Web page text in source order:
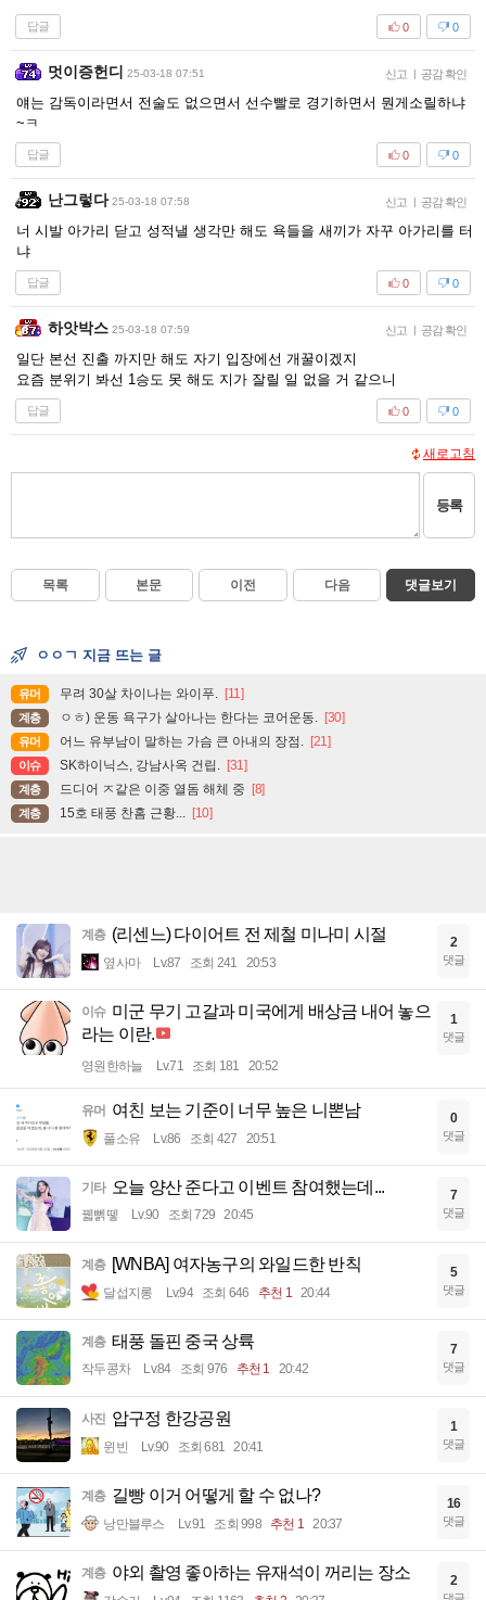
답글 0
0
멋이증헌디 25-03-18 07:51 신고 공감 확인
얘는 감독이라면서 전술도 없으면서 선수빨로 경기하면서 뭔게소릴하냐
~ㅋ
답글 0
0
난그렇다 25-03-18 07:58 신고 공감 확인
너 시발 아가리 닫고 성적낼 생각만 해도 욕들을 새끼가 자꾸 아가리를 터
냐
답글 0
0
하앗박스 25-03-18 07:59 신고 공감 확인
일단 본선 진출 까지만 해도 자기 입장에선 개꿀이겠지
요즘 분위기 봐선 1승도 못 해도 지가 잘릴 일 없을 거 같으니
답글 0
0
새로고침
등록
목록 본문 이전 다음 댓글보기
ㅇㅇㄱ 지금 뜨는 글
유머 무려 30살 차이나는 와이푸. [11]
계층 ㅇㅎ) 운동 욕구가 살아나는 한다는 코어운동. [30]
유머 어느 유부남이 말하는 가슴 큰 아내의 장점. [21]
이슈 SK하이닉스, 강남사옥 건립. [31]
계층 드디어 ㅈ같은 이중 열돔 해체 중 [8]
계층 15호 태풍 찬홈 근황... [10]
계층 (리센느) 다이어트 전 제철 미나미 시절
옆사마 Lv.87 조회 241 20:53
2
댓글
이슈 미군 무기 고갈과 미국에게 배상금 내어 놓으
라는 이란.
영원한하늘 Lv.71 조회 181 20:52
1
댓글
유머 여친 보는 기준이 너무 높은 니뽄남
풀소유 Lv.86 조회 427 20:51
0
댓글
기타 오늘 양산 준다고 이벤트 참여했는데...
꿻뻵뗗 Lv.90 조회 729 20:45
7
댓글
계층 [WNBA] 여자농구의 와일드한 반칙
달섭지롱 Lv.94 조회 646 추천 1 20:44
5
댓글
계층 태풍 돌핀 중국 상륙
작두콩차 Lv.84 조회 976 추천 1 20:42
7
댓글
사진 압구정 한강공원
윈빈 Lv.90 조회 681 20:41
1
댓글
계층 길빵 이거 어떻게 할 수 없나?
낭만블루스 Lv.91 조회 998 추천 1 20:37
16
댓글
계층 야외 촬영 좋아하는 유재석이 꺼리는 장소 2